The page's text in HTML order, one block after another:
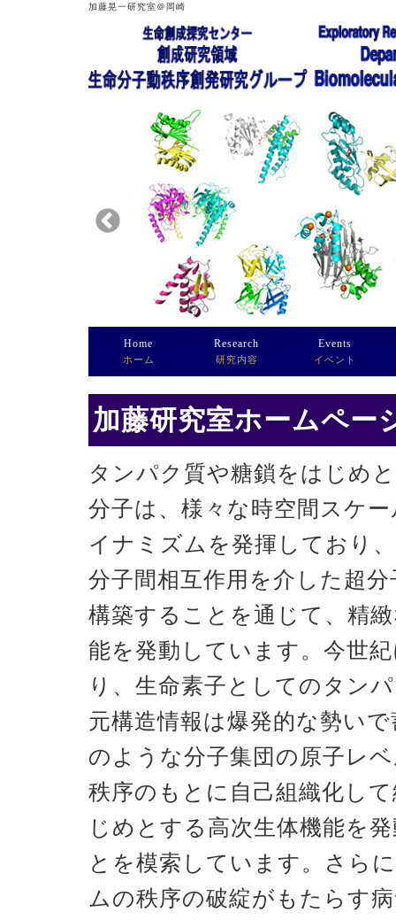
加藤晃一研究室＠岡崎
Home
ホーム
Research
研究内容
Events
イベント
加藤研究室ホームペー
タンパク質や糖鎖をはじめ
分子は、様々な時空間スケ
イナミズムを発揮しており
分子間相互作用を介した超
構築することを通じて、精
能を発動しています。今世
り、生命素子としてのタン
元構造情報は爆発的な勢い
のような分子集団の原子レ
秩序のもとに自己組織化し
じめとする高次生体機能を
とを模索しています。さら
ムの秩序の破綻がもたらす